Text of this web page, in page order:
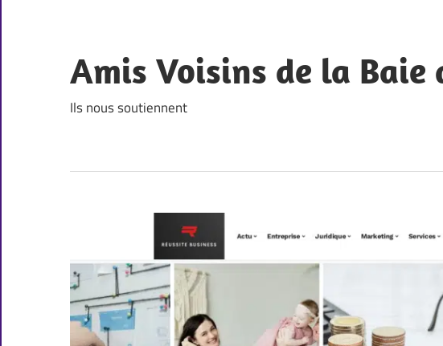
content
Amis Voisins de la Baie
Ils nous soutiennent